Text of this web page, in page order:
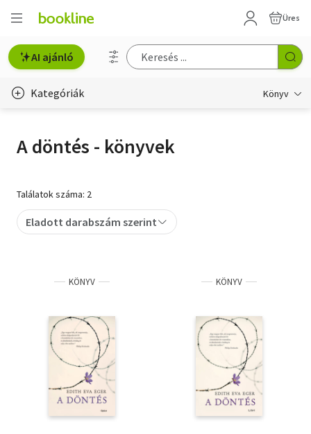
Üres
AI ajánló
Kategóriák Könyv
Erotika
Hobbi, szabadidő
Szótár, nyelvkönyv
Tankönyv, segédkönyv
Társadalomtudomány
A döntés - könyvek
Találatok száma: 2
Eladott darabszám szerint
KÖNYV KÖNYV